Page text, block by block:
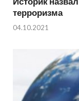
терроризма
04.10.2021